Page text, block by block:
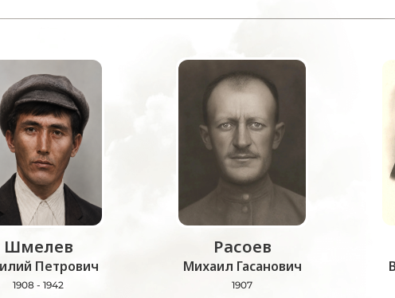
Шмелев
Петрович
1908 - 1942
Расоев
Михаил Гасанович
1907